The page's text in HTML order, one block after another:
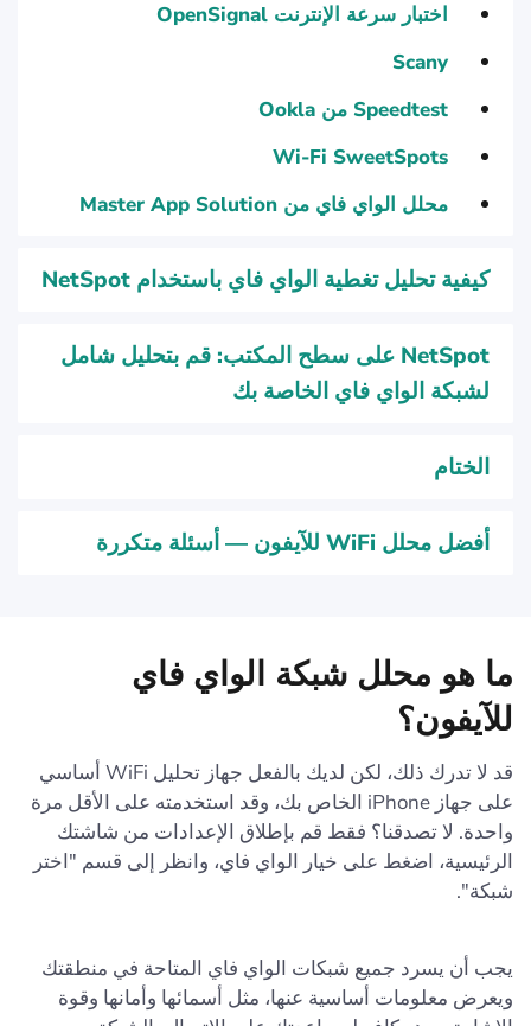
اختبار سرعة الإنترنت OpenSignal
Scany
Speedtest من Ookla
Wi-Fi SweetSpots
محلل الواي فاي من Master App Solution
كيفية تحليل تغطية الواي فاي باستخدام NetSpot
NetSpot على سطح المكتب: قم بتحليل شامل
لشبكة الواي فاي الخاصة بك
الختام
أفضل محلل WiFi للآيفون — أسئلة متكررة
ما هو محلل شبكة الواي فاي
للآيفون؟
قد لا تدرك ذلك، لكن لديك بالفعل جهاز تحليل WiFi أساسي
على جهاز iPhone الخاص بك، وقد استخدمته على الأقل مرة
واحدة. لا تصدقنا؟ فقط قم بإطلاق الإعدادات من شاشتك
الرئيسية، اضغط على خيار الواي فاي، وانظر إلى قسم "اختر
شبكة".
يجب أن يسرد جميع شبكات الواي فاي المتاحة في منطقتك
ويعرض معلومات أساسية عنها، مثل أسمائها وأمانها وقوة